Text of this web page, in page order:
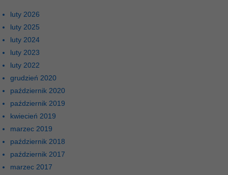
luty 2026
luty 2025
luty 2024
luty 2023
luty 2022
grudzień 2020
październik 2020
październik 2019
kwiecień 2019
marzec 2019
październik 2018
październik 2017
marzec 2017